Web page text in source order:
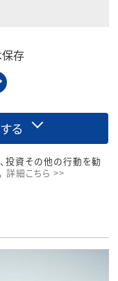
保存
る
投資その他の行動を勧
詳細こちら >>